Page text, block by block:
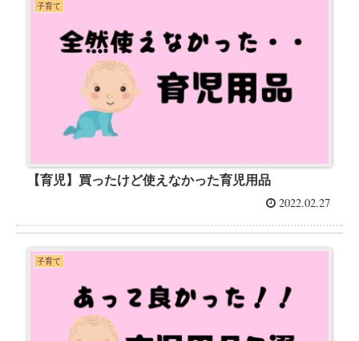
子育て
【育児】買ったけど使えなかった育児用品
2022.02.27
子育て